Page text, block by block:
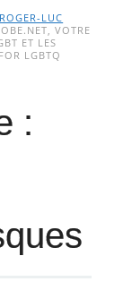
ROGER-LUC
VOTRE
ET LES
LGBTQ
: